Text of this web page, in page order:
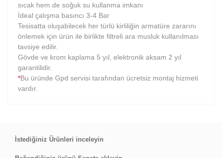
sıcak hem de soğuk su kullanma imkanı
İdeal çalışma basıncı 3-4 Bar
Tesisatta oluşabilecek her türlü kirliliğin armatüre zararını
önlemek için ürün ile birlikte filtreli ara musluk kullanılması
tavsiye edilir.
Gövde ve krom kaplama 5 yıl, elektronik aksam 2 yıl
garantilidir.
*Bu üründe Gpd servisi tarafından ücretsiz montaj hizmeti
vardır.
İstediğiniz Ürünleri inceleyin